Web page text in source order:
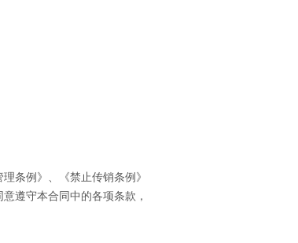
条例》、《禁止传销条例》
遵守本合同中的各项条款，